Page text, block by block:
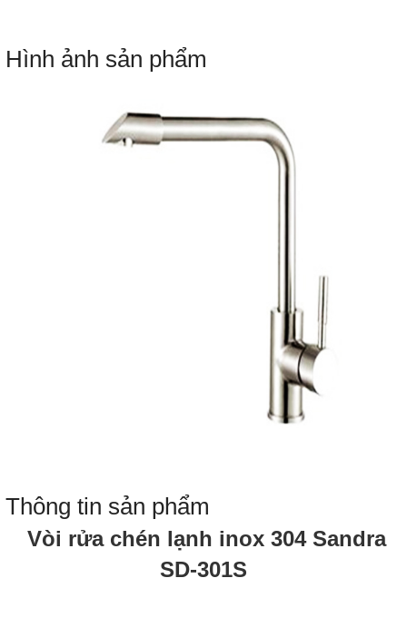
Hình ảnh sản phẩm
Thông tin sản phẩm
Vòi rửa chén lạnh inox 304 Sandra
SD-301S